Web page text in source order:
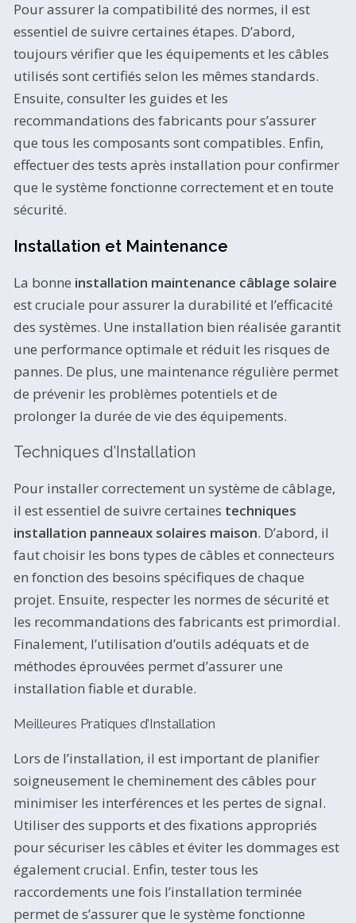
Pour assurer la compatibilité des normes, il est
essentiel de suivre certaines étapes. D’abord,
toujours vérifier que les équipements et les câbles
utilisés sont certifiés selon les mêmes standards.
Ensuite, consulter les guides et les
recommandations des fabricants pour s’assurer
que tous les composants sont compatibles. Enfin,
effectuer des tests après installation pour confirmer
que le système fonctionne correctement et en toute
sécurité.
Installation et Maintenance
La bonne installation maintenance câblage solaire
est cruciale pour assurer la durabilité et l’efficacité
des systèmes. Une installation bien réalisée garantit
une performance optimale et réduit les risques de
pannes. De plus, une maintenance régulière permet
de prévenir les problèmes potentiels et de
prolonger la durée de vie des équipements.
Techniques d’Installation
Pour installer correctement un système de câblage,
il est essentiel de suivre certaines techniques
installation panneaux solaires maison. D’abord, il
faut choisir les bons types de câbles et connecteurs
en fonction des besoins spécifiques de chaque
projet. Ensuite, respecter les normes de sécurité et
les recommandations des fabricants est primordial.
Finalement, l’utilisation d’outils adéquats et de
méthodes éprouvées permet d’assurer une
installation fiable et durable.
Meilleures Pratiques d’Installation
Lors de l’installation, il est important de planifier
soigneusement le cheminement des câbles pour
minimiser les interférences et les pertes de signal.
Utiliser des supports et des fixations appropriés
pour sécuriser les câbles et éviter les dommages est
également crucial. Enfin, tester tous les
raccordements une fois l’installation terminée
permet de s’assurer que le système fonctionne